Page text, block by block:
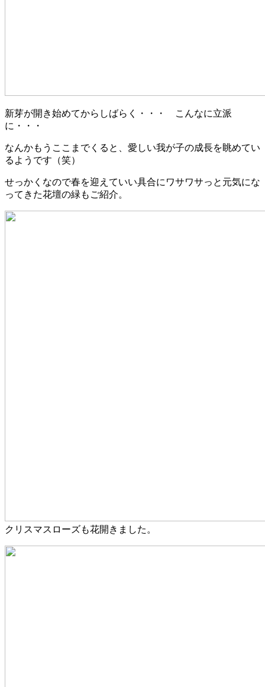
新芽が開き始めてからしばらく・・・ こんなに立派
に・・・
なんかもうここまでくると、愛しい我が子の成長を眺めてい
るようです（笑）
せっかくなので春を迎えていい具合にワサワサっと元気にな
ってきた花壇の緑もご紹介。
クリスマスローズも花開きました。